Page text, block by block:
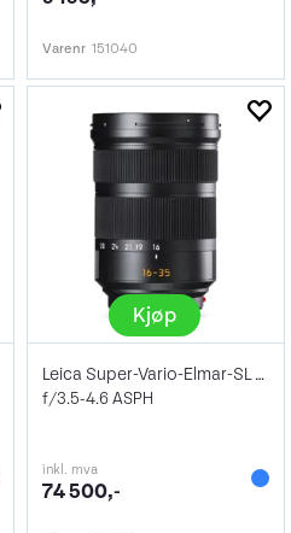
Varenr 151040
Kjøp
Leica Super-Vario-Elmar-SL 16-35mm
f/3.5-4.6 ASPH
inkl. mva
74 500,-